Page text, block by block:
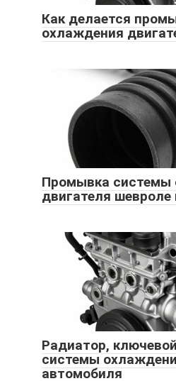
Как делается
охлаждения
Промывка системы
двигателя шевроле
Радиатор,
системы
автомобиля